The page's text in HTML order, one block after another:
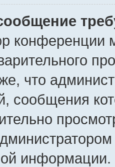
конференции
что
сообщения
информации.